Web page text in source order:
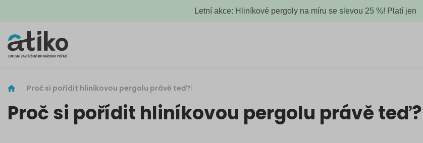
Letní akce: Hliníkové pergoly na míru se slevou 25 %! Platí jen
Proč si pořídit hliníkovou pergolu právě teď?
Proč si pořídit hliníkovou pergolu právě teď?